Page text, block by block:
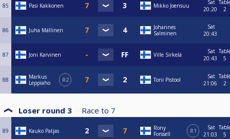
85 Pasi Kakkonen Mikko Joensuu
Sat
20:20
2
86 Juha Mällinen
Johannes
Salminen
Sat
20:43
87 Joni Karvinen Ville Sirkelä
Sat
20:43
5
88
Markus
Leppiaho
R2 Toni Pistool
Sat
21:06
2
Loser round 3 Race to 7
89 Kauko Patjas
Rony
Forssell
R1
Sat
21:03
5